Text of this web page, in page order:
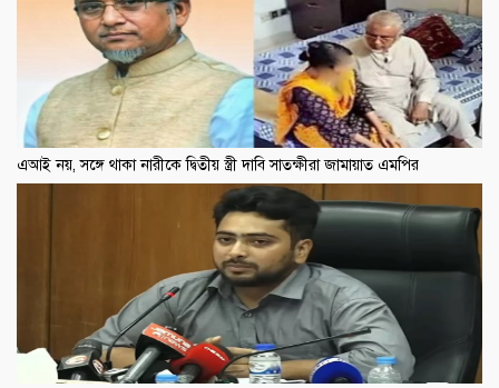
এআই নয়, সঙ্গে থাকা নারীকে দ্বিতীয় স্ত্রী দাবি সাতক্ষীরা জামায়াত এমপির